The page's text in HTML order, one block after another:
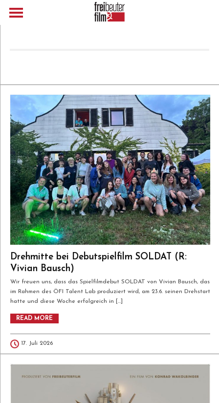
Drehmitte bei Debutspielfilm SOLDAT (R:
Vivian Bausch)
Wir freuen uns, dass das Spielfilmdebut SOLDAT von Vivian Bausch, das
im Rahmen des ÖFI Talent Lab produziert wird, am 23.6. seinen Drehstart
hatte und diese Woche erfolgreich in […]
READ MORE
17. Juli 2026